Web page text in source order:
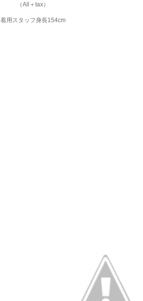
（All＋tax）
着用スタッフ身長154cm